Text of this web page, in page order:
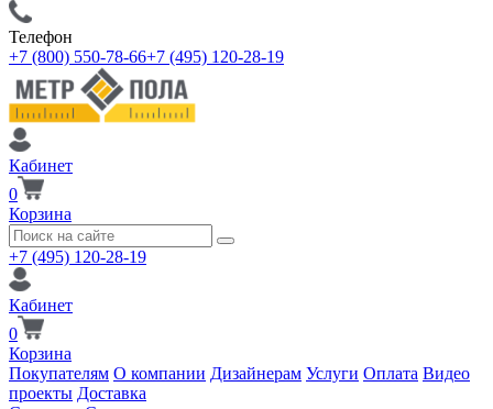
Телефон
+7 (800) 550-78-66+7 (495) 120-28-19
Кабинет
0
Корзина
+7 (495) 120-28-19
Кабинет
0
Корзина
Покупателям О компании Дизайнерам Услуги Оплата Видео
проекты Доставка